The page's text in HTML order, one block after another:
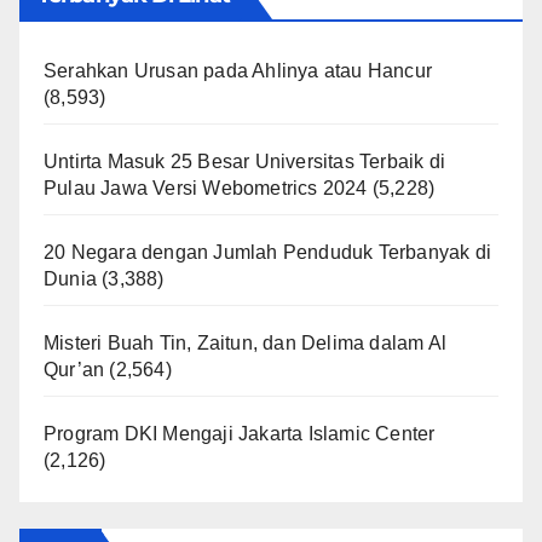
Serahkan Urusan pada Ahlinya atau Hancur
(8,593)
Untirta Masuk 25 Besar Universitas Terbaik di
Pulau Jawa Versi Webometrics 2024 (5,228)
20 Negara dengan Jumlah Penduduk Terbanyak di
Dunia (3,388)
Misteri Buah Tin, Zaitun, dan Delima dalam Al
Qur’an (2,564)
Program DKI Mengaji Jakarta Islamic Center
(2,126)